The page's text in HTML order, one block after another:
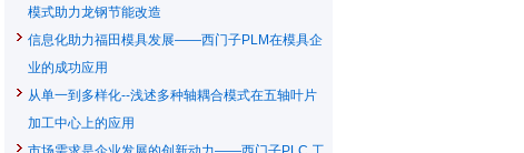
模式助力龙钢节能改造
信息化助力福田模具发展——西门子PLM在模具企
业的成功应用
从单一到多样化--浅述多种轴耦合模式在五轴叶片
加工中心上的应用